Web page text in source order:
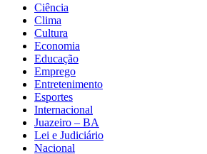
Ciência
Clima
Cultura
Economia
Educação
Emprego
Entretenimento
Esportes
Internacional
Juazeiro – BA
Lei e Judiciário
Nacional